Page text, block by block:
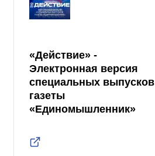
«Действие» -
Электронная версия
специальных выпусков
газеты
«Единомышленник»